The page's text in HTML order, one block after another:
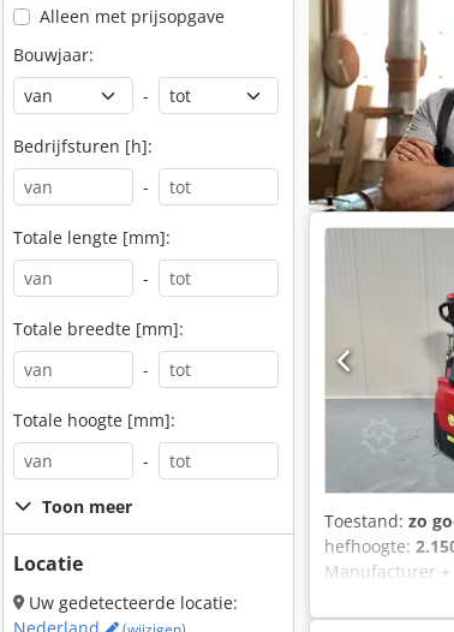
Alleen met prijsopgave
Bouwjaar:
-
Bedrijfsturen [h]:
-
Totale lengte [mm]:
-
Totale breedte [mm]:
-
Totale hoogte [mm]:
-
Toon meer
Locatie
Uw gedetecteerde locatie:
Toestand: zo
hefhoogte:
Manufacturer +
Year:2017